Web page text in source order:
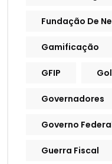
Fundação De
Gamificação
GFIP
Governadores
Governo
Guerra Fiscal